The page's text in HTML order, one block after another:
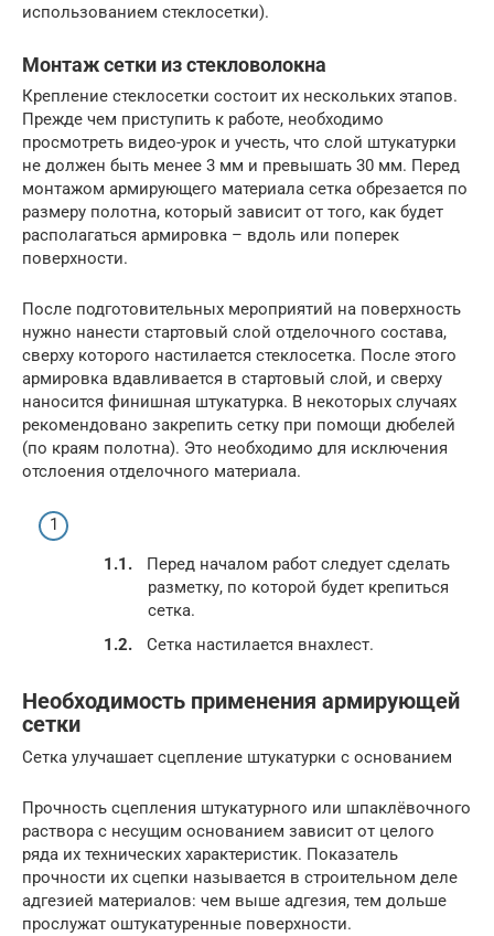
использованием стеклосетки).
Монтаж сетки из стекловолокна
Крепление стеклосетки состоит их нескольких этапов.
Прежде чем приступить к работе, необходимо
просмотреть видео-урок и учесть, что слой штукатурки
не должен быть менее 3 мм и превышать 30 мм. Перед
монтажом армирующего материала сетка обрезается по
размеру полотна, который зависит от того, как будет
располагаться армировка – вдоль или поперек
поверхности.
После подготовительных мероприятий на поверхность
нужно нанести стартовый слой отделочного состава,
сверху которого настилается стеклосетка. После этого
армировка вдавливается в стартовый слой, и сверху
наносится финишная штукатурка. В некоторых случаях
рекомендовано закрепить сетку при помощи дюбелей
(по краям полотна). Это необходимо для исключения
отслоения отделочного материала.
Перед началом работ следует сделать
разметку, по которой будет крепиться
сетка.
Сетка настилается внахлест.
Необходимость применения армирующей
сетки
Сетка улучашает сцепление штукатурки с основанием
Прочность сцепления штукатурного или шпаклёвочного
раствора с несущим основанием зависит от целого
ряда их технических характеристик. Показатель
прочности их сцепки называется в строительном деле
адгезией материалов: чем выше адгезия, тем дольше
прослужат оштукатуренные поверхности.